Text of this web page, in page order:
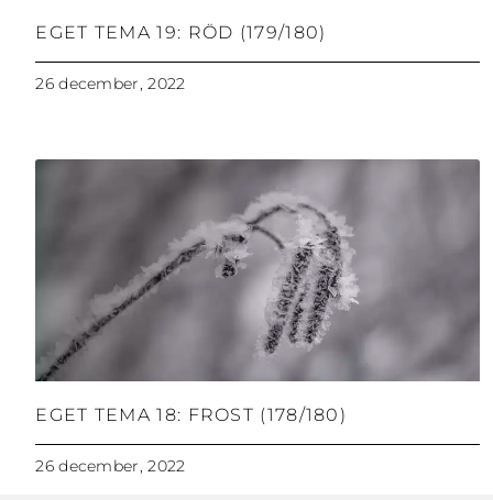
EGET TEMA 19: RÖD (179/180)
26 december, 2022
EGET TEMA 18: FROST (178/180)
26 december, 2022